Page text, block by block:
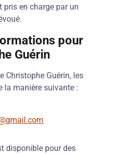
pris en charge par un
pour
Guérin
Christophe Guérin, les
la manière suivante :
disponible pour des